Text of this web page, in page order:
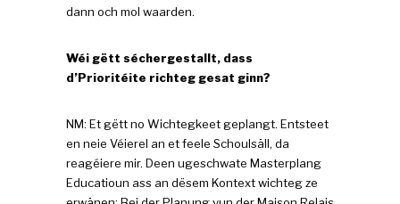
dann och mol waarden.
Wéi gëtt séchergestallt, dass
d’Prioritéite richteg gesat ginn?
NM: Et gëtt no Wichtegkeet geplangt. Entsteet
en neie Véierel an et feele Schoulsäll, da
reagéiere mir. Deen ugeschwate Masterplang
Educatioun ass an dësem Kontext wichteg ze